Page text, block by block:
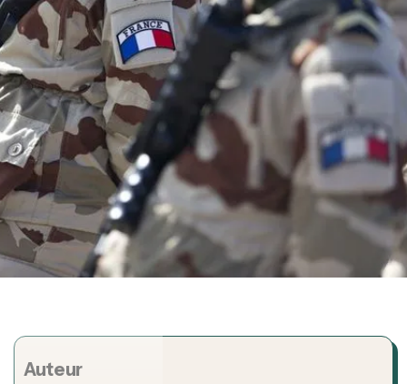
Auteur